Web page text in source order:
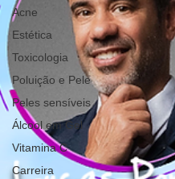
Acne
Estética
Toxicologia
Poluição e Pele
Peles sensíveis
Álcool em Gel
Vitamina C
Carreira